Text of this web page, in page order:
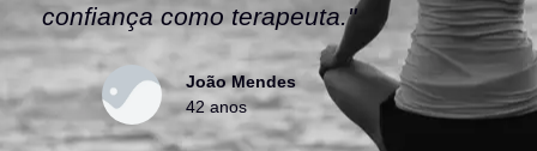
confiança como terapeuta."
João Mendes
42 anos